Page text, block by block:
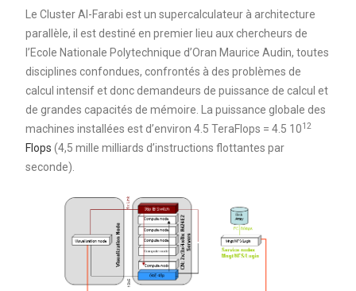
Le Cluster Al-Farabi est un supercalculateur à architecture
parallèle, il est destiné en premier lieu aux chercheurs de
l’Ecole Nationale Polytechnique d’Oran Maurice Audin, toutes
disciplines confondues, confrontés à des problèmes de
calcul intensif et donc demandeurs de puissance de calcul et
de grandes capacités de mémoire. La puissance globale des
machines installées est d’environ 4.5 TeraFlops = 4.5 1012
Flops (4,5 mille milliards d’instructions flottantes par
seconde).